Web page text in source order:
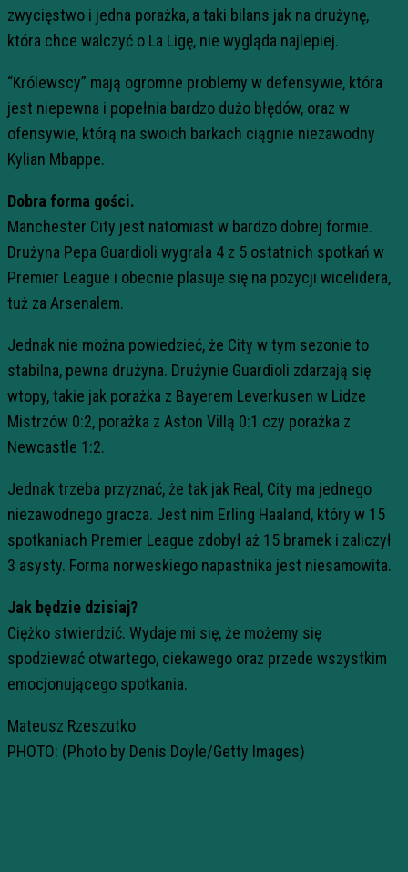
zwycięstwo i jedna porażka, a taki bilans jak na drużynę,
która chce walczyć o La Ligę, nie wygląda najlepiej.
“Królewscy” mają ogromne problemy w defensywie, która
jest niepewna i popełnia bardzo dużo błędów, oraz w
ofensywie, którą na swoich barkach ciągnie niezawodny
Kylian Mbappe.
Dobra forma gości.
Manchester City jest natomiast w bardzo dobrej formie.
Drużyna Pepa Guardioli wygrała 4 z 5 ostatnich spotkań w
Premier League i obecnie plasuje się na pozycji wicelidera,
tuż za Arsenalem.
Jednak nie można powiedzieć, że City w tym sezonie to
stabilna, pewna drużyna. Drużynie Guardioli zdarzają się
wtopy, takie jak porażka z Bayerem Leverkusen w Lidze
Mistrzów 0:2, porażka z Aston Villą 0:1 czy porażka z
Newcastle 1:2.
Jednak trzeba przyznać, że tak jak Real, City ma jednego
niezawodnego gracza. Jest nim Erling Haaland, który w 15
spotkaniach Premier League zdobył aż 15 bramek i zaliczył
3 asysty. Forma norweskiego napastnika jest niesamowita.
Jak będzie dzisiaj?
Ciężko stwierdzić. Wydaje mi się, że możemy się
spodziewać otwartego, ciekawego oraz przede wszystkim
emocjonującego spotkania.
Mateusz Rzeszutko
PHOTO: (Photo by Denis Doyle/Getty Images)